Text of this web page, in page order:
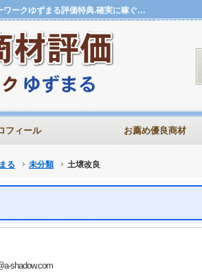
土壌改良 | 評価特典.確実に稼ぐ商材評価アフィリハローワークゆずまる評価特典.確実に稼ぐ商材評価アフィリハローワークゆずまる
フィール お薦め優良商材
る 未分類 土壌改良
shadow.com